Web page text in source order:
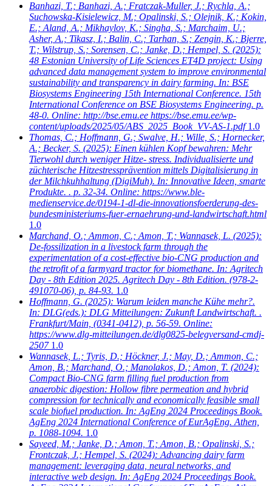
Banhazi, T.; Banhazi, A.; Fratczak-Muller, J.; Rychla, A.;
Suchowska-Kisielewicz, M.; Opalinski, S.; Olejnik, K.; Kokin,
E.; Aland, A.; Mikhaylov, K.; Singha, S.; Marchaim, U.;
Asher, A.; Tikasz, I.; Balin, C.; Tarhan, S.; Zengin, K.; Bjerre,
T.; Wilstrup, S.; Sorensen, C.; Janke, D.; Hempel, S. (2025):
48 Estonian University of Life Sciences ET4D project: Using
advanced data management system to improve environmental
sustainability and transparency in dairy farming. In: BSE
Biosystems Engineering 15th International Conference. 15th
International Conference on BSE Biosystems Engineering. p.
48-0. Online: http://bse.emu.ee https://bse.emu.ee/wp-
content/uploads/2025/05/ABS_2025_Book_VV-AS-1.pdf 1.0
Thomas, C.; Hoffmann, G.; Swalve, H.; Wille, S.; Hornecker,
A.; Becker, S. (2025): Einen kühlen Kopf bewahren: Mehr
Tierwohl durch weniger Hitze- stress. Individualisierte und
züchterische Hitzestressprävention mittels Digitalisierung in
der Milchkuhhaltung (DigiMuh). In: Innovative Ideen, smarte
Produkte. . p. 32-34. Online: https://www.ble-
medienservice.de/0194-1-dl-die-innovationsfoerderung-des-
bundesministeriums-fuer-ernaehrung-und-landwirtschaft.html
1.0
Marchand, O.; Ammon, C.; Amon, T.; Wannasek, L. (2025):
De-fossilization in a livestock farm through the
experimentation of a cost-effective bio-CNG production and
the retrofit of a farmyard tractor for biomethane. In: Agritech
Day - 8th Edition 2025. Agritech Day - 8th Edition. (978-2-
491070-06), p. 84-93. 1.0
Hoffmann, G. (2025): Warum leiden manche Kühe mehr?.
In: DLG(eds.): DLG Mitteilungen: Zukunft Landwirtschaft. .
Frankfurt/Main, (0341-0412), p. 56-59. Online:
https://www.dlg-mitteilungen.de/dlg0825-belegversand-cmdj-
2507 1.0
Wannasek, L.; Tyris, D.; Höckner, J.; May, D.; Ammon, C.;
Amon, B.; Marchand, O.; Manolakos, D.; Amon, T. (2024):
Compact Bio-CNG farm filling fuel production from
anaerobic digestion: Hollow fibre permeation and hybrid
compression for technically and economically feasible small
scale biofuel production. In: AgEng 2024 Proceedings Book.
AgEng 2024 International Conference of EurAgEng. Athen,
p. 1088-1094. 1.0
Sayeed, M.; Janke, D.; Amon, T.; Amon, B.; Opalinski, S.;
Frontczak, J.; Hempel, S. (2024): Advancing dairy farm
management: leveraging data, neural networks, and
interactive web design. In: AgEng 2024 Proceedings Book.